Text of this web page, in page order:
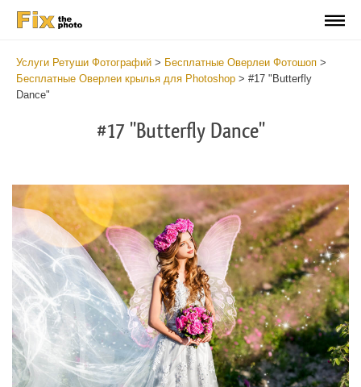
Услуги Ретуши Фотографий > Бесплатные Оверлеи Фотошоп >
Бесплатные Оверлеи крылья для Photoshop > #17 "Butterfly
Dance"
#17 "Butterfly Dance"